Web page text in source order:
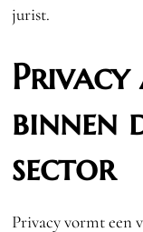
jurist.
binnen
sector
Privacy vormt een